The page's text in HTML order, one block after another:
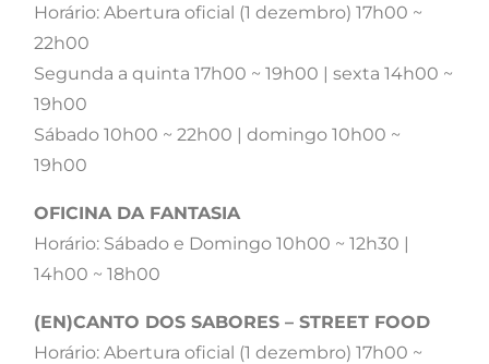
Horário: Abertura oficial (1 dezembro) 17h00 ~
22h00
Segunda a quinta 17h00 ~ 19h00 | sexta 14h00 ~
19h00
Sábado 10h00 ~ 22h00 | domingo 10h00 ~
19h00
OFICINA DA FANTASIA
Horário: Sábado e Domingo 10h00 ~ 12h30 |
14h00 ~ 18h00
(EN)CANTO DOS SABORES – STREET FOOD
Horário: Abertura oficial (1 dezembro) 17h00 ~